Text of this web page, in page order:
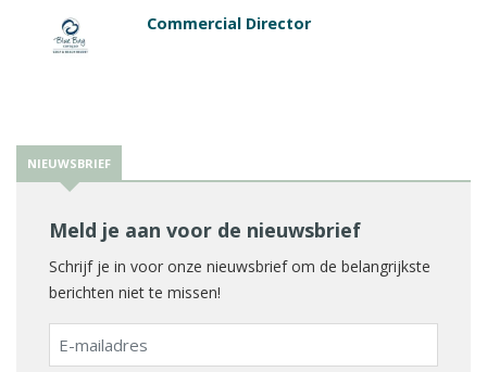
Commercial Director
NIEUWSBRIEF
Meld je aan voor de nieuwsbrief
Schrijf je in voor onze nieuwsbrief om de belangrijkste
berichten niet te missen!
E-
mailadres